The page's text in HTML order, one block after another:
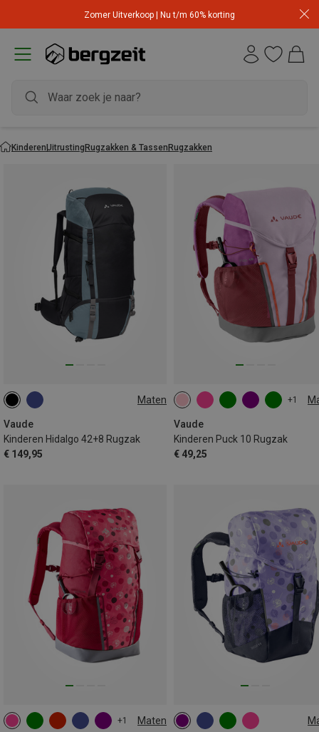
Zomer Uitverkoop | Nu t/m 60% korting
KinderenUitrustingRugzakken & TassenRugzakken
Maten
Vaude
Kinderen Hidalgo 42+8 Rugzak
€ 149,95
42L+8L
+1
Vaude
Kinderen Puck 10 Rugzak
€ 49,25
10L
+1 Maten
14L 10L